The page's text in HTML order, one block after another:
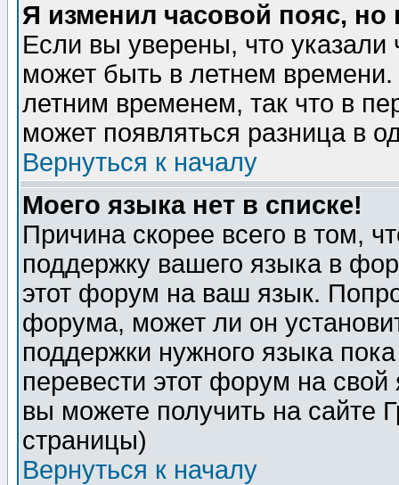
Я изменил часовой пояс,
Если вы уверены, что указали
может быть в летнем
летним временем, так что в
может появляться разница в
Вернуться к началу
Моего языка нет в списке!
Причина скорее всего в том,
поддержку вашего языка в
этот форум на ваш язык.
форума, может ли он
поддержки нужного языка
перевести этот форум на
вы можете получить на сайте
страницы)
Вернуться к началу